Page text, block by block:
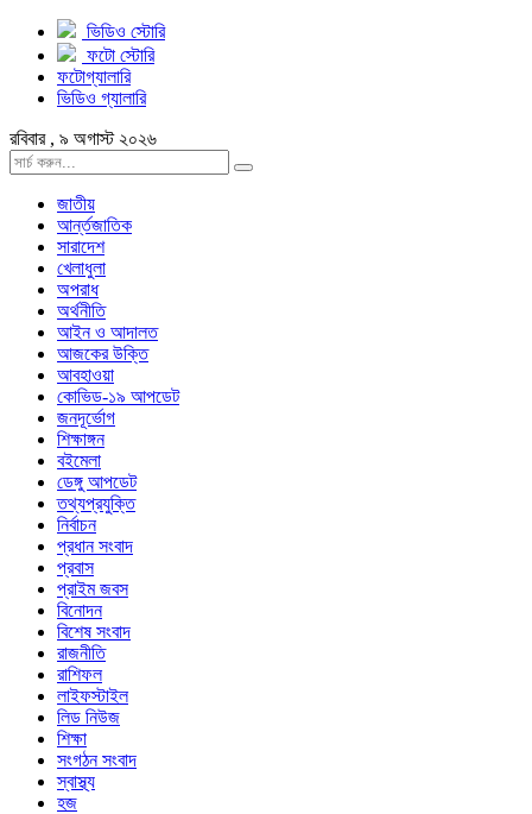
ভিডিও স্টোরি
ফটো স্টোরি
ফটোগ্যালারি
ভিডিও গ্যালারি
রবিবার , ৯ অগাস্ট ২০২৬
জাতীয়
আর্ন্তজাতিক
সারাদেশ
খেলাধুলা
অপরাধ
অর্থনীতি
আইন ও আদালত
আজকের উক্তি
আবহাওয়া
কোভিড-১৯ আপডেট
জনদূর্ভোগ
শিক্ষাঙ্গন
বইমেলা
ডেঙ্গু আপডেট
তথ্যপ্রযুক্তি
নির্বাচন
প্রধান সংবাদ
প্রবাস
প্রাইম জবস
বিনোদন
বিশেষ সংবাদ
রাজনীতি
রাশিফল
লাইফস্টাইল
লিড নিউজ
শিক্ষা
সংগঠন সংবাদ
স্বাস্থ্য
হজ